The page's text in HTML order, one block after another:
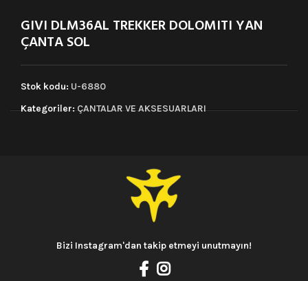
GIVI DLM36AL TREKKER DOLOMITI YAN
ÇANTA SOL
Stok kodu: U-6880
Kategoriler:ÇANTALAR VE AKSESUARLARI
Bizi Instagram'dan takip etmeyi unutmayın!